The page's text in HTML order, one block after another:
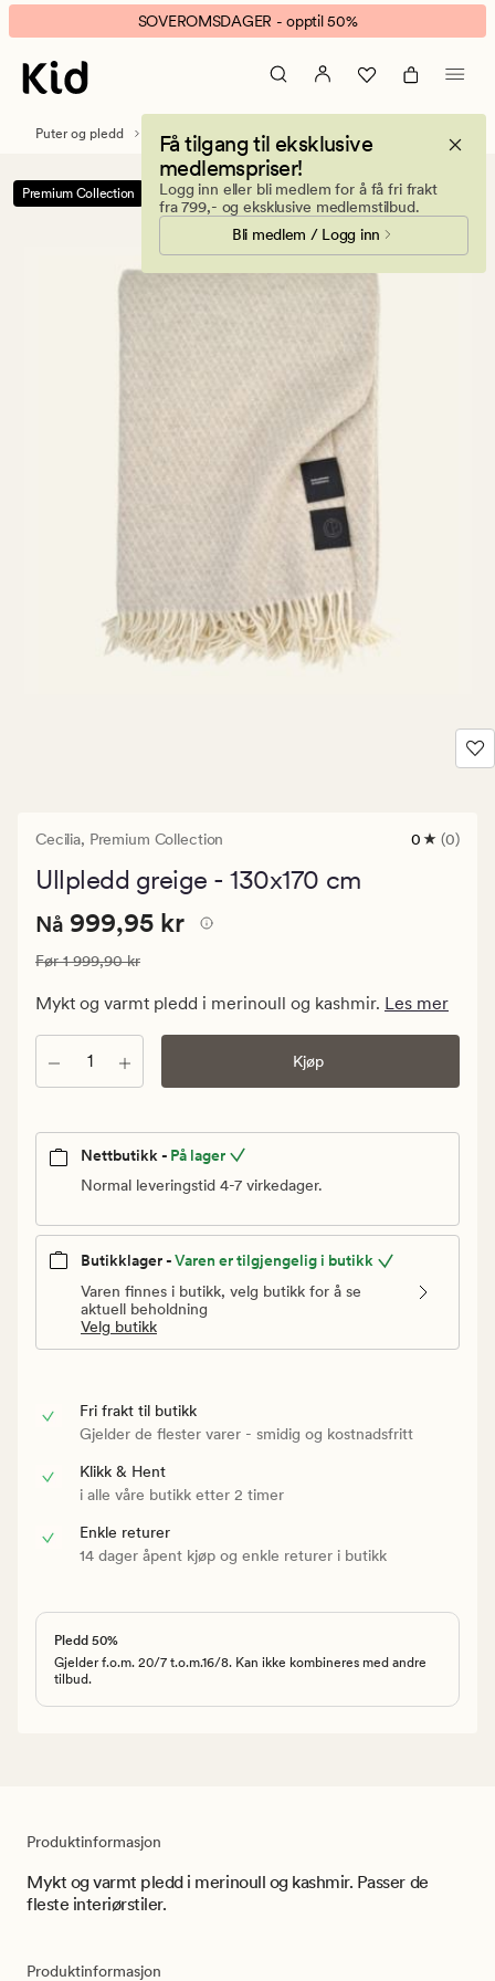
Cecilia
ullpledd
greige
banner.
Klikk
ESCAPE
pause.
SOVEROMSDAGER - opptil 50%
Få tilgang til eksklusive
medlemspriser!
Logg inn eller bli medlem for å få fri frakt
fra 799,- og eksklusive medlemstilbud.
Bli medlem / Logg inn
Puter og pledd Pledd Ullpledd
Premium Collection -50%
Cecilia, Premium Collection
0
0 (0)
Ullpledd greige - 130x170 cm
Nåværende
999,95
kr.
kr
Nåværende pris
Nå 999,95 kr
Vanlig pris 1 999,90 kr
Før1 999,90 kr
Mykt og varmt pledd i merinoull og kashmir. Les mer
Antall Kjøp
Nettbutikk - På lager
Normal leveringstid 4-7 virkedager.
Butikklager -Varen er tilgjengelig i butikk
Varen finnes i butikk, velg butikk for å se
aktuell beholdning
Velg butikk
Fri frakt til butikk
Gjelder de flester varer - smidig og kostnadsfritt
Klikk & Hent
i alle våre butikk etter 2 timer
Enkle returer
14 dager åpent kjøp og enkle returer i butikk
Pledd 50%
Gjelder f.o.m. 20/7 t.o.m.16/8. Kan ikke kombineres med andre
tilbud.
Produktinformasjon
Mykt og varmt pledd i merinoull og kashmir. Passer de
fleste interiørstiler.
Produktinformasjon